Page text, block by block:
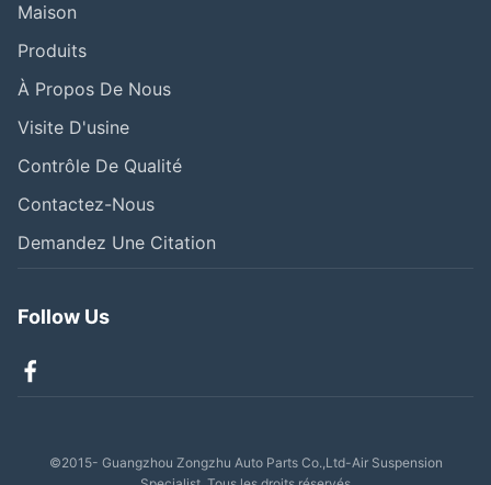
Maison
Produits
À Propos De Nous
Visite D'usine
Contrôle De Qualité
Contactez-Nous
Demandez Une Citation
Follow Us
©2015- Guangzhou Zongzhu Auto Parts Co.,Ltd-Air Suspension